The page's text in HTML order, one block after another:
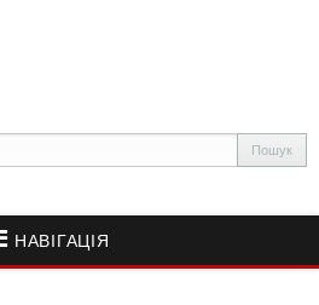
НАВІГАЦІЯ